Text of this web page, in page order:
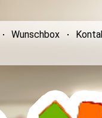
Wunschbox